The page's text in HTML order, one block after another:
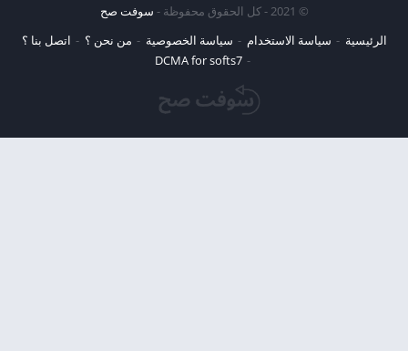
© 2021 - كل الحقوق محفوظة -
سوفت صح
الرئيسية
سياسة الاستخدام سياسة الخصوصية من نحن ؟
اتصل بنا ؟
DCMA for softs7